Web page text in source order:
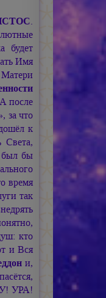
.
будет
Имя
А после
за что
к
Света,
был бы
время
так
кто
и Вся
и,
УРА!